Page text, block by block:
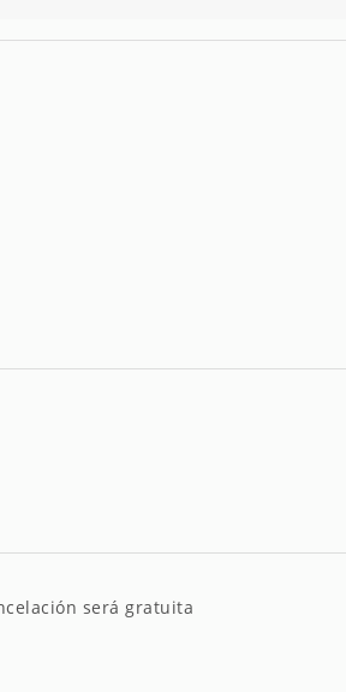
será gratuita